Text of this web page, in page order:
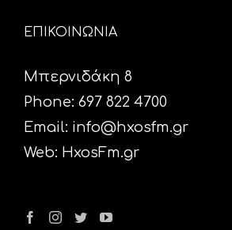
ΕΠΙΚΟΙΝΩΝΙΑ
Μπερνιδάκη 8
Phone: 697 822 4700
Email: info@hxosfm.gr
Web: HxosFm.gr